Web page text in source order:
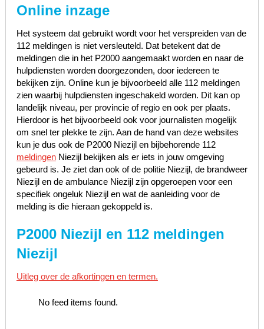
Online inzage
Het systeem dat gebruikt wordt voor het verspreiden van de
112 meldingen is niet versleuteld. Dat betekent dat de
meldingen die in het P2000 aangemaakt worden en naar de
hulpdiensten worden doorgezonden, door iedereen te
bekijken zijn. Online kun je bijvoorbeeld alle 112 meldingen
zien waarbij hulpdiensten ingeschakeld worden. Dit kan op
landelijk niveau, per provincie of regio en ook per plaats.
Hierdoor is het bijvoorbeeld ook voor journalisten mogelijk
om snel ter plekke te zijn. Aan de hand van deze websites
kun je dus ook de P2000 Niezijl en bijbehorende 112
meldingenNiezijl bekijken als er iets in jouw omgeving
gebeurd is. Je ziet dan ook of de politie Niezijl, de brandweer
Niezijl en de ambulance Niezijl zijn opgeroepen voor een
specifiek ongeluk Niezijl en wat de aanleiding voor de
melding is die hieraan gekoppeld is.
P2000 Niezijl en 112 meldingen
Niezijl
Uitleg over de afkortingen en termen.
No feed items found.